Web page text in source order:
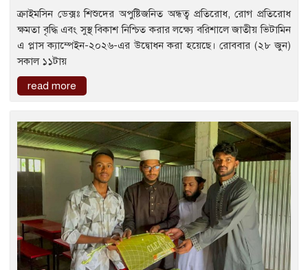
ক্রাইমসিন ডেক্সঃ শিশুদের অপুষ্টিজনিত অন্ধত্ব প্রতিরোধ, রোগ প্রতিরোধ
ক্ষমতা বৃদ্ধি এবং সুস্থ বিকাশ নিশ্চিত করার লক্ষ্যে বরিশালে জাতীয় ভিটামিন
এ প্লাস ক্যাম্পেইন-২০২৬-এর উদ্বোধন করা হয়েছে। রোববার (২৮ জুন)
সকাল ১১টায়
read more